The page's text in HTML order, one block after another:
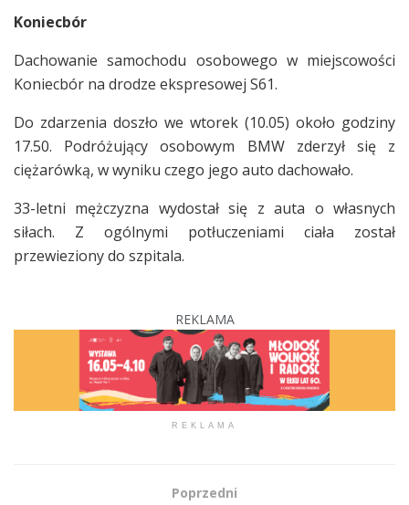
Koniecbór
Dachowanie samochodu osobowego w miejscowości
Koniecbór na drodze ekspresowej S61.
Do zdarzenia doszło we wtorek (10.05) około godziny
17.50. Podróżujący osobowym BMW zderzył się z
ciężarówką, w wyniku czego jego auto dachowało.
33-letni mężczyzna wydostał się z auta o własnych
siłach. Z ogólnymi potłuczeniami ciała został
przewieziony do szpitala.
REKLAMA
REKLAMA
Poprzedni